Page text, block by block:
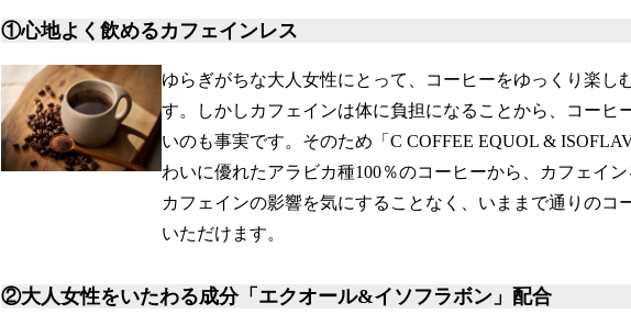
①心地よく飲めるカフェインレス
ゆらぎがちな大人女性にとって、コーヒーをゆっくり楽し
す。しかしカフェインは体に負担になることから、コーヒ
いのも事実です。そのため「C COFFEE EQUOL &
わいに優れたアラビカ種100％のコーヒーから、カフェイン
カフェインの影響を気にすることなく、いままで通りのコ
いただけます。
②大人女性をいたわる成分「エクオール&イソフラボン」配合